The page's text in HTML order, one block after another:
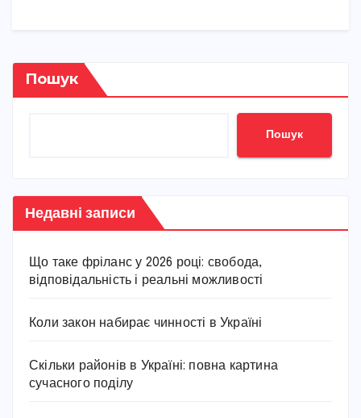
Пошук
Пошук
Недавні записи
Що таке фріланс у 2026 році: свобода,
відповідальність і реальні можливості
Коли закон набирає чинності в Україні
Скільки районів в Україні: повна картина
сучасного поділу